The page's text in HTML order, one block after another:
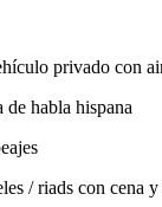
privado con
habla hispana
/ riads con cena